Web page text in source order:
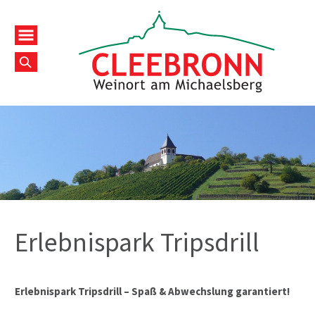
Erlebnispark Tripsdrill
Erlebnispark Tripsdrill – Spaß & Abwechslung garantiert!